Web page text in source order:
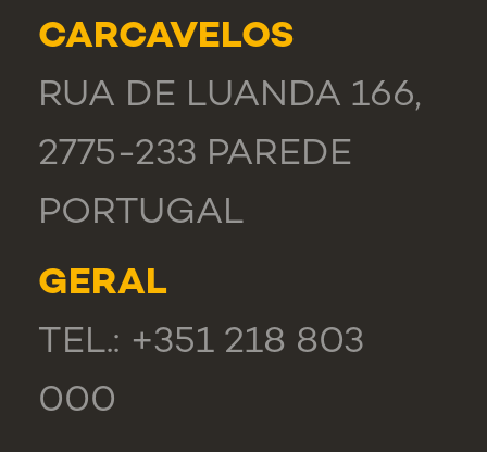
CARCAVELOS
RUA DE LUANDA 166,
2775-233 PAREDE
PORTUGAL
GERAL
TEL.: +351 218 803
000